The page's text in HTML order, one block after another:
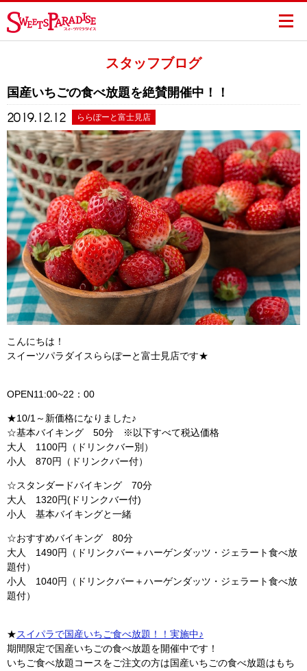
スタッフブログ
国産いちごの食べ放題を絶賛開催中！！
2019.12.12 ららぽーと富士見店
こんにちは！
スイーツパラダイスららぽーと富士見店です★
OPEN11:00~22：00
★10/1～新価格になりました♪
☆基本バイキング 50分 ※以下すべて税込価格
大人 1100円（ドリンクバー別）
小人 870円（ドリンクバー付）
☆スタンダードバイキング 70分
大人 1320円(ドリンクバー付)
小人 基本バイキングと一緒
☆おすすめバイキング 80分
大人 1490円（ドリンクバー＋ハーゲンダッツ・ジェラート食べ放
題付）
小人 1040円（ドリンクバー＋ハーゲンダッツ・ジェラート食べ放
題付）
★スイパラで国産いちご食べ放題！！実施中♪
期間限定で国産いちごの食べ放題を開催中です！
いちご食べ放題コースをご注文の方は国産いちごの食べ放題はもち